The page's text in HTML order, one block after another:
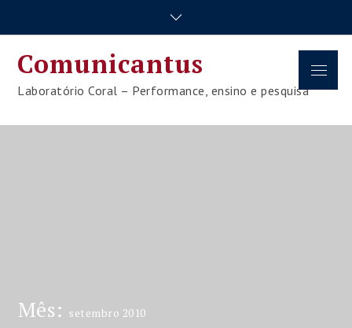
Comunicantus
Laboratório Coral – Performance, ensino e pesquisa
Menu
Mês: setembro 2010